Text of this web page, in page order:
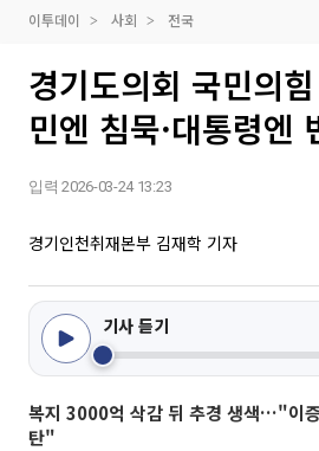
이투데이 사회 전국
경기도의회 국민의
민엔 침묵·대통령엔
입력 2026-03-24 13:23
경기인천취재본부 김재학 기자
기사 듣기
복지 3000억 삭감 뒤 추경 생색…"이
탄"